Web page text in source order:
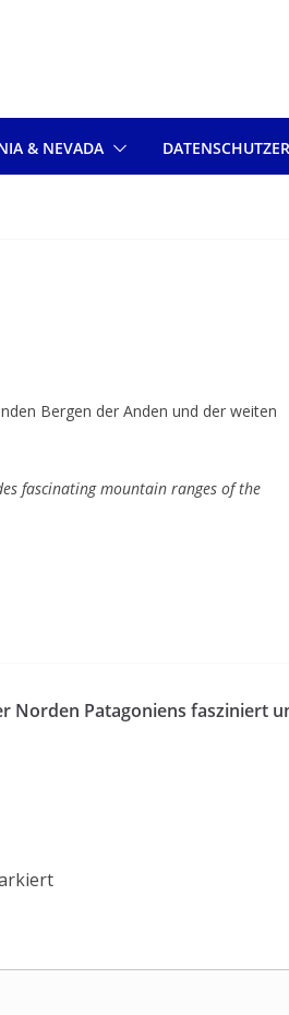
& NEVADA
Bergen der Anden und der weiten
fascinating mountain ranges of the
Norden Patagoniens fasziniert